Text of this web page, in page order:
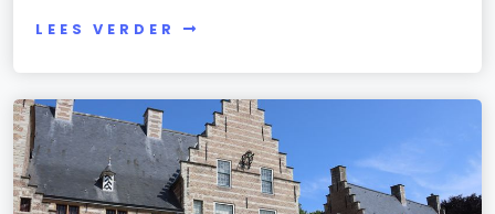
LEES VERDER